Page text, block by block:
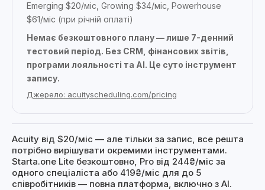
Emerging $20/міс, Growing $34/міс, Powerhouse
$61/міс (при річній оплаті)
Немає безкоштовного плану — лише 7-денний
тестовий період. Без CRM, фінансових звітів,
програми лояльності та AI. Це суто інструмент
запису.
Джерело: acuityscheduling.com/pricing
Acuity від $20/міс — але тільки за запис, все решта
потрібно вирішувати окремими інструментами.
Starta.one Lite безкоштовно, Pro від 244₴/міс за
одного спеціаліста або 419₴/міс для до 5
співробітників — повна платформа, включно з AI.